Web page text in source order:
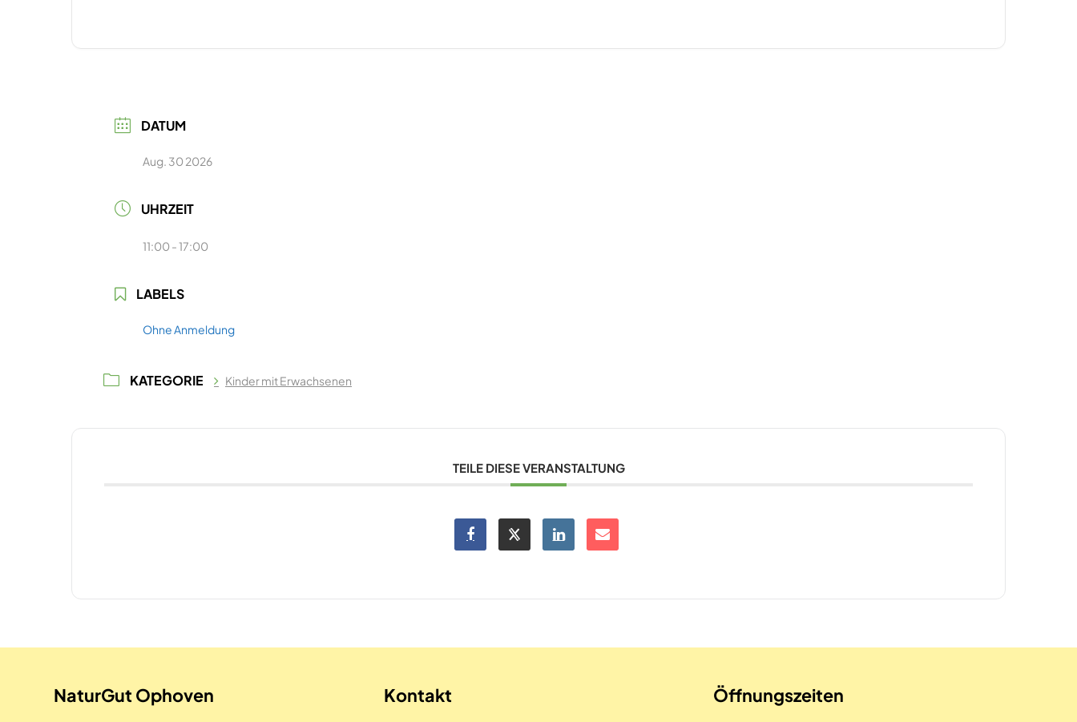
DATUM
Aug. 30 2026
UHRZEIT
11:00 - 17:00
LABELS
Ohne Anmeldung
KATEGORIE Kinder mit Erwachsenen
TEILE DIESE VERANSTALTUNG
NaturGut Ophoven Kontakt Öffnungszeiten